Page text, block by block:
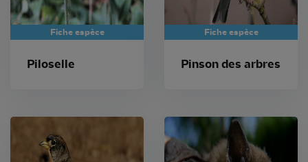
Fiche espèce
Piloselle
Fiche espèce
Pinson des arbres